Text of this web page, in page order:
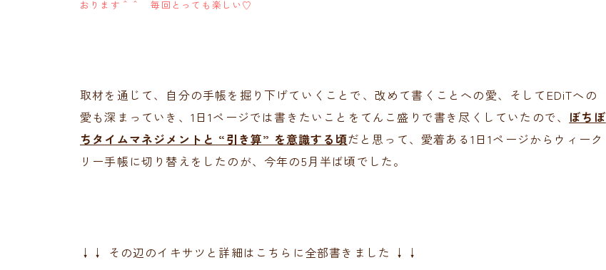
おります＾＾ 毎回とっても楽しい♡
取材を通じて、自分の手帳を掘り下げていくことで、改めて書くことへの愛、そしてEDiTへの
愛も深まっていき、1日1ページでは書きたいことをてんこ盛りで書き尽くしていたので、 ぼちぼ
ちタイムマネジメントと “引き算” を意識する頃だと思って、愛着ある1日1ページからウィーク
リー手帳に切り替えをしたのが、今年の5月半ば頃でした。
↓↓ その辺のイキサツと詳細はこちらに全部書きました ↓↓